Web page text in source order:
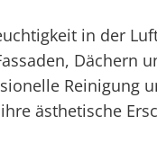
in der
Dächern
Reinigung
ästhetische